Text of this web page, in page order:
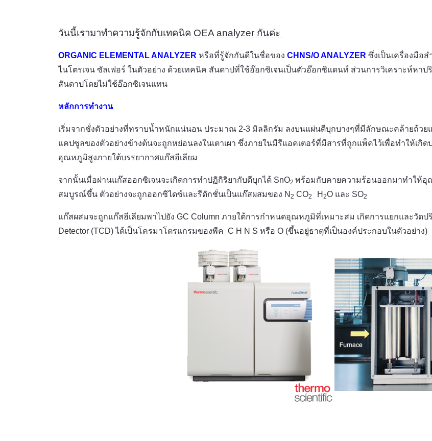
วันนี้เรามาทำความรู้จักกับเทคนิค OEA analyzer กันค่ะ
ORGANIC ELEMENTAL ANALYZER หรือที่รู้จักกันดีในชื่อของ CHNS/O ANALYZER ซึ่งเป็นเครื่องมือ
ไนโตรเจน ซัลเฟอร์ ในตัวอย่าง ด้วยเทคนิค สันดาปที่ใช้อ๊อกซิเจนเป็นตัวอ๊อกซิแดนท์ ส่วนการวิเคราะห์หา
สันดาปโดยไม่ใช้อ๊อกซิเจนแทน
หลักการทำงาน
เริ่มจากชั่งตัวอย่างที่ทราบน้ำหนักแน่นอน ประมาณ 2-3 มิลลิกรัม ลงบนแผ่นดีบุกบางๆที่มีลักษณะคล้ายถ้วย
แคปซูลของตัวอย่างข้างต้นจะถูกหย่อนลงในเตาเผา ซึ่งภายในมีรีแอคเตอร์ที่มีสารที่ถูกแพ็คไว้เพื่อทำให้เกิ
อุณหภูมิสูงภายใต้บรรยากาศแก๊สฮีเลียม
จากนั้นเมื่อผ่านแก๊สออกซิเจนจะเกิดการทำปฏิกิริยากับดีบุกได้ SnO2 พร้อมกับคายความร้อนออกมาทำให้อุณ
สมบูรณ์ขึ้น ตัวอย่างจะถูกออกซิไดซ์และรีดักชั่นเป็นแก๊สผสมของ N 2 CO2 H 2O และ SO2
แก๊สผสมจะถูกแก๊สฮีเลียมพาไปยัง GC Column ภายใต้การกำหนดอุณหภูมิที่เหมาะสม เกิดการแยกและวัด
Detector (TCD) ได้เป็นโครมาโตรแกรมของพีค C H N S หรือ O (ขึ้นอยู่ธาตุที่เป็นองค์ประกอบในตัวอย่าง)